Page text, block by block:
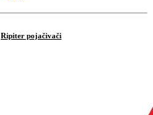
Ripiter pojačivači